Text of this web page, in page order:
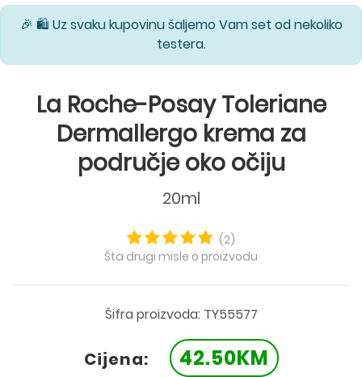
🎉 🛍️ Uz svaku kupovinu šaljemo Vam set od nekoliko
testera.
La Roche-Posay Toleriane
Dermallergo krema za
područje oko očiju
20ml
(2)
Šta drugi misle o proizvodu
Šifra proizvoda: TY55577
Cijena: 42.50KM